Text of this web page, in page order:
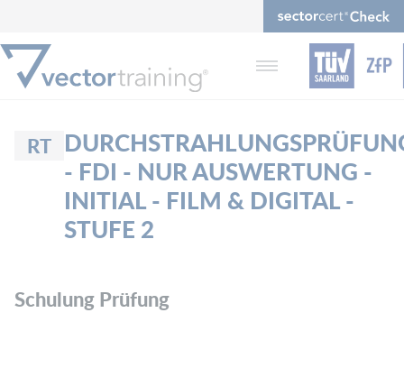
RT
- FDI - NUR AUSWERTUNG -
INITIAL - FILM & DIGITAL -
STUFE 2
Schulung Prüfung